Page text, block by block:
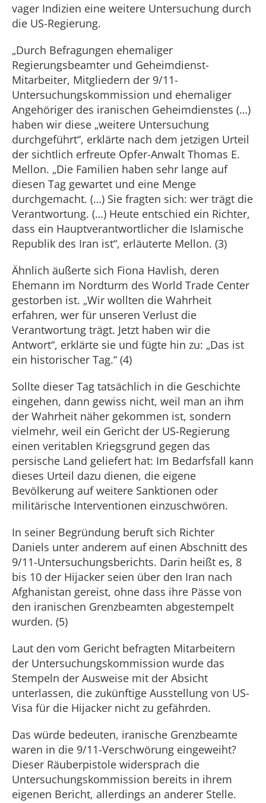
vager Indizien eine weitere Untersuchung durch
die US-Regierung.
„Durch Befragungen ehemaliger
Regierungsbeamter und Geheimdienst-
Mitarbeiter, Mitgliedern der 9/11-
Untersuchungskommission und ehemaliger
Angehöriger des iranischen Geheimdienstes (…)
haben wir diese „weitere Untersuchung
durchgeführt“, erklärte nach dem jetzigen Urteil
der sichtlich erfreute Opfer-Anwalt Thomas E.
Mellon. „Die Familien haben sehr lange auf
diesen Tag gewartet und eine Menge
durchgemacht. (…) Sie fragten sich: wer trägt die
Verantwortung. (…) Heute entschied ein Richter,
dass ein Hauptverantwortlicher die Islamische
Republik des Iran ist“, erläuterte Mellon. (3)
Ähnlich äußerte sich Fiona Havlish, deren
Ehemann im Nordturm des World Trade Center
gestorben ist. „Wir wollten die Wahrheit
erfahren, wer für unseren Verlust die
Verantwortung trägt. Jetzt haben wir die
Antwort“, erklärte sie und fügte hin zu: „Das ist
ein historischer Tag.“ (4)
Sollte dieser Tag tatsächlich in die Geschichte
eingehen, dann gewiss nicht, weil man an ihm
der Wahrheit näher gekommen ist, sondern
vielmehr, weil ein Gericht der US-Regierung
einen veritablen Kriegsgrund gegen das
persische Land geliefert hat: Im Bedarfsfall kann
dieses Urteil dazu dienen, die eigene
Bevölkerung auf weitere Sanktionen oder
militärische Interventionen einzuschwören.
In seiner Begründung beruft sich Richter
Daniels unter anderem auf einen Abschnitt des
9/11-Untersuchungsberichts. Darin heißt es, 8
bis 10 der Hijacker seien über den Iran nach
Afghanistan gereist, ohne dass ihre Pässe von
den iranischen Grenzbeamten abgestempelt
wurden. (5)
Laut den vom Gericht befragten Mitarbeitern
der Untersuchungskommission wurde das
Stempeln der Ausweise mit der Absicht
unterlassen, die zukünftige Ausstellung von US-
Visa für die Hijacker nicht zu gefährden.
Das würde bedeuten, iranische Grenzbeamte
waren in die 9/11-Verschwörung eingeweiht?
Dieser Räuberpistole widersprach die
Untersuchungskommission bereits in ihrem
eigenen Bericht, allerdings an anderer Stelle.